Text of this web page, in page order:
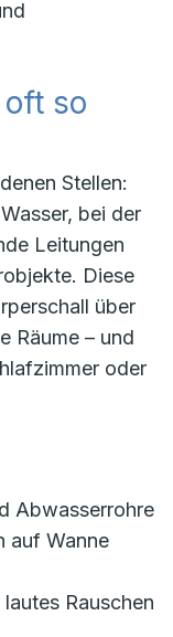
so
Stellen:
bei der
Leitungen
Diese
über
Räume – und
oder
Abwasserrohre
auf Wanne
Rauschen